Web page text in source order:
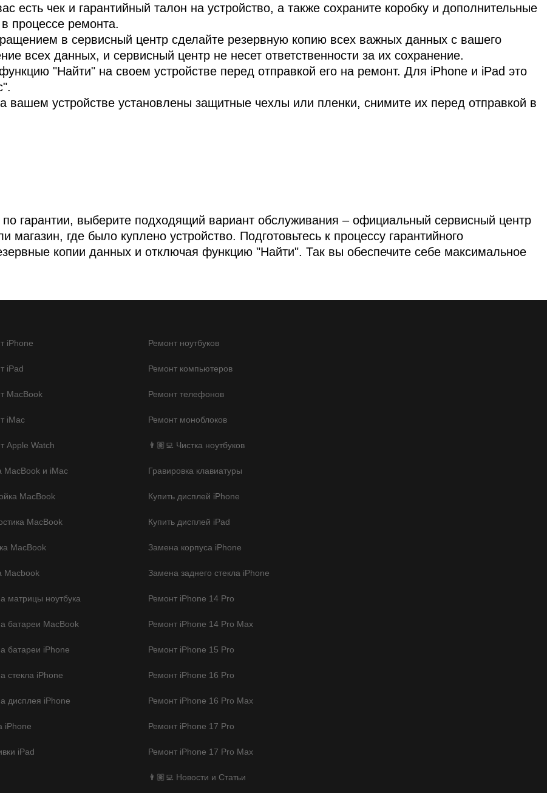
есть чек и гарантийный талон на устройство, а также сохраните коробку и дополнительные
процессе ремонта.
в сервисный центр сделайте резервную копию всех важных данных с вашего
всех данных, и сервисный центр не несет ответственности за их сохранение.
"Найти" на своем устройстве перед отправкой его на ремонт. Для iPhone и iPad это
вашем устройстве установлены защитные чехлы или пленки, снимите их перед отправкой в
гарантии, выберите подходящий вариант обслуживания – официальный сервисный центр
где было куплено устройство. Подготовьтесь к процессу гарантийного
копии данных и отключая функцию "Найти". Так вы обеспечите себе максимальное
iPhone
iPad
MacBook
iMac
Apple Watch
MacBook и iMac
MacBook
MacBook
MacBook
Macbook
матрицы ноутбука
батареи MacBook
батареи iPhone
стекла iPhone
дисплея iPhone
iPhone
iPad
Ремонт ноутбуков
Ремонт компьютеров
Ремонт телефонов
Ремонт моноблоков
👨🏽‍💻 Чистка ноутбуков
Гравировка клавиатуры
Купить дисплей iPhone
Купить дисплей iPad
Замена корпуса iPhone
Замена заднего стекла iPhone
Ремонт iPhone 14 Pro
Ремонт iPhone 14 Pro Max
Ремонт iPhone 15 Pro
Ремонт iPhone 16 Pro
Ремонт iPhone 16 Pro Max
Ремонт iPhone 17 Pro
Ремонт iPhone 17 Pro Max
👨🏽‍💻 Новости и Статьи